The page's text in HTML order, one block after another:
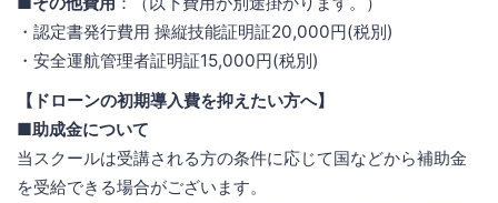
・認定書発行費用 操縦技能証明証20,000円(税別)
・安全運航管理者証明証15,000円(税別)
【ドローンの初期導入費を抑えたい方へ】
■助成金について
当スクールは受講される方の条件に応じて国などから補助金
を受給できる場合がございます。